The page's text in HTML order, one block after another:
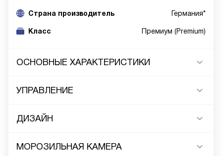
Cтрана производитель Германия*
Класс Премиум (Premium)
ОСНОВНЫЕ ХАРАКТЕРИСТИКИ
УПРАВЛЕНИЕ
ДИЗАЙН
МОРОЗИЛЬНАЯ КАМЕРА